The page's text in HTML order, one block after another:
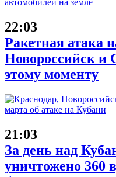
22:03
Ракетная атака
Новороссийск и
этому моменту
21:03
За день над
уничтожено 360